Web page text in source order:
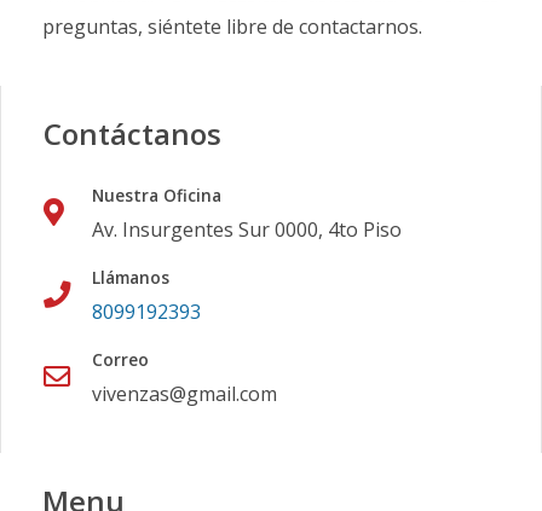
preguntas, siéntete libre de contactarnos.
Contáctanos
Nuestra Oficina
Av. Insurgentes Sur 0000, 4to Piso
Llámanos
8099192393
Correo
vivenzas@gmail.com
Menu